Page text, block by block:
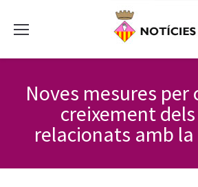
Noves mesures per
creixement
relacionats amb la